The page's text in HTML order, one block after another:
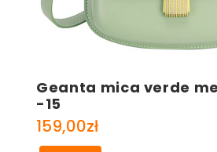
Geanta mica verde
-15
159,00zł